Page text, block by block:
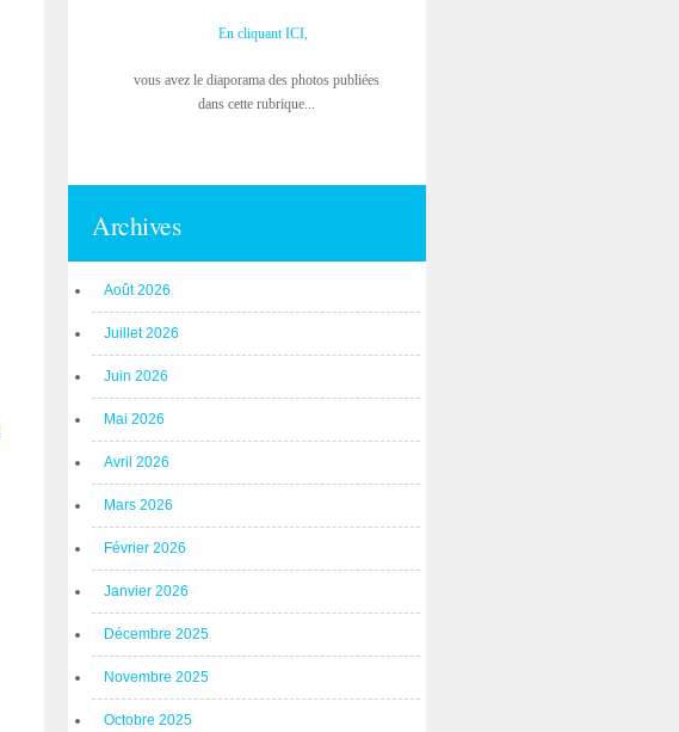
En cliquant ICI,
vous avez le diaporama des photos publiées
dans cette rubrique...
Archives
Août 2026
Juillet 2026
Juin 2026
Mai 2026
Avril 2026
Mars 2026
Février 2026
Janvier 2026
Décembre 2025
Novembre 2025
Octobre 2025